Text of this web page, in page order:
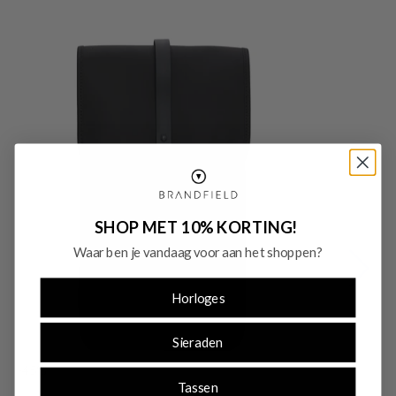
-45%
SALE10
SHOP MET 10% KORTING!
Waar ben je vandaag voor aan het shoppen?
Horloges
Sieraden
Tassen